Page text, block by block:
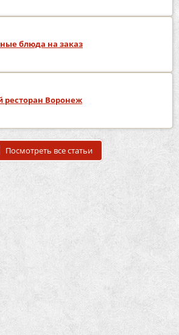
блюда на заказ
ресторан Воронеж
Посмотреть все статьи